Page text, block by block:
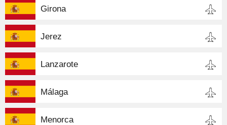
Girona
Jerez
Lanzarote
Málaga
Menorca